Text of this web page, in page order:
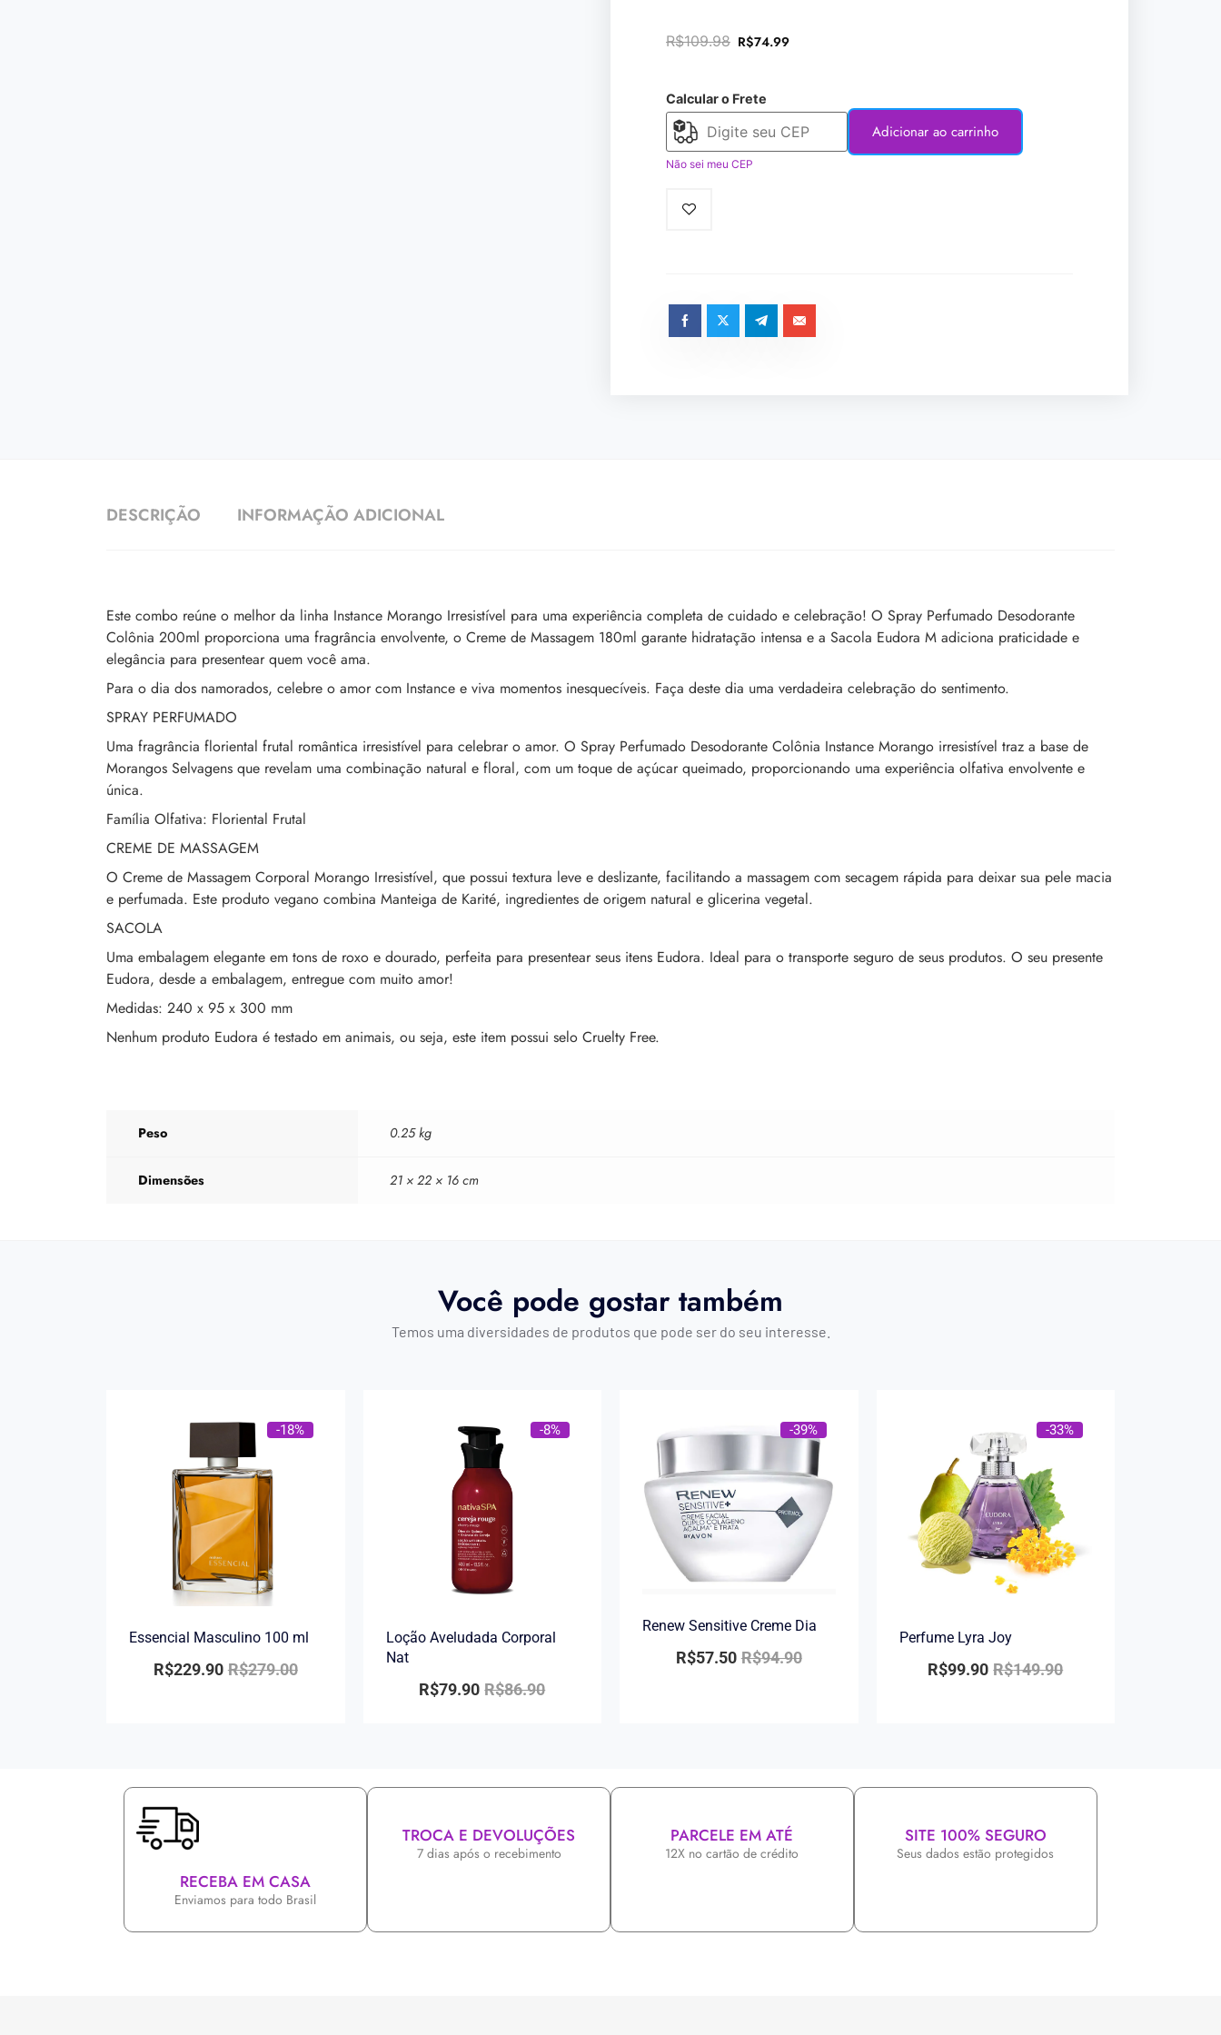
R$109.98 R$74.99
Calcular o Frete
Não sei meu CEP
Adicionar ao carrinho
DESCRIÇÃO INFORMAÇÃO ADICIONAL
Este combo reúne o melhor da linha Instance Morango Irresistível para uma experiência completa de cuidado e celebração! O Spray Perfumado Desodorante
Colônia 200ml proporciona uma fragrância envolvente, o Creme de Massagem 180ml garante hidratação intensa e a Sacola Eudora M adiciona praticidade e
elegância para presentear quem você ama.
Para o dia dos namorados, celebre o amor com Instance e viva momentos inesquecíveis. Faça deste dia uma verdadeira celebração do sentimento.
SPRAY PERFUMADO
Uma fragrância floriental frutal romântica irresistível para celebrar o amor. O Spray Perfumado Desodorante Colônia Instance Morango irresistível traz a base de
Morangos Selvagens que revelam uma combinação natural e floral, com um toque de açúcar queimado, proporcionando uma experiência olfativa envolvente e
única.
Família Olfativa: Floriental Frutal
CREME DE MASSAGEM
O Creme de Massagem Corporal Morango Irresistível, que possui textura leve e deslizante, facilitando a massagem com secagem rápida para deixar sua pele macia
e perfumada. Este produto vegano combina Manteiga de Karité, ingredientes de origem natural e glicerina vegetal.
SACOLA
Uma embalagem elegante em tons de roxo e dourado, perfeita para presentear seus itens Eudora. Ideal para o transporte seguro de seus produtos. O seu presente
Eudora, desde a embalagem, entregue com muito amor!
Medidas: 240 x 95 x 300 mm
Nenhum produto Eudora é testado em animais, ou seja, este item possui selo Cruelty Free.
Peso 0.25 kg
Dimensões 21 × 22 × 16 cm
Você pode gostar também
Temos uma diversidades de produtos que pode ser do seu interesse.
-18%
Essencial Masculino 100 ml
R$279.00
R$229.90
-8%
Loção Aveludada Corporal
Nat
R$86.90
R$79.90
-39%
Renew Sensitive Creme Dia
R$94.90
R$57.50
-33%
Perfume Lyra Joy
R$149.90
R$99.90
RECEBA EM CASA
Enviamos para todo Brasil
TROCA E DEVOLUÇÕES
7 dias após o recebimento
PARCELE EM ATÉ
12X no cartão de crédito
SITE 100% SEGURO
Seus dados estão protegidos